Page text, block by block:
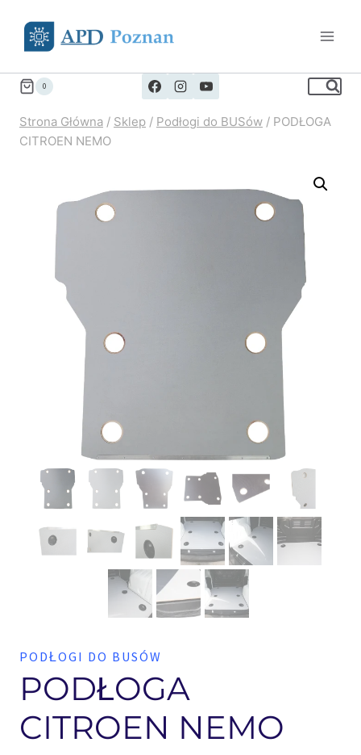
0
Strona Główna / Sklep / Podłogi do BUSów / PODŁOGA
CITROEN NEMO
PODŁOGI DO BUSÓW
PODŁOGA
CITROEN NEMO